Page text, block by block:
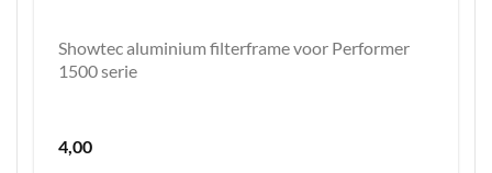
Showtec aluminium filterframe voor Performer
1500 serie
4,00